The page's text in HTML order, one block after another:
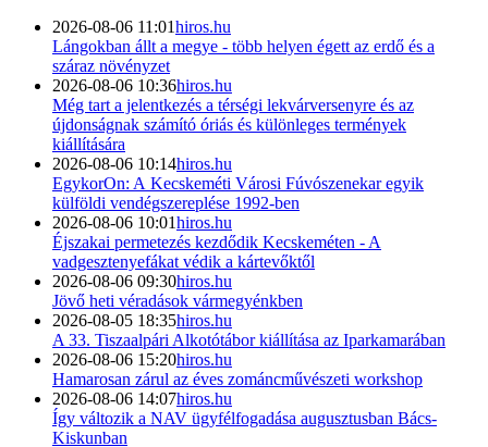
2026-08-06 11:01hiros.hu
Lángokban állt a megye - több helyen égett az erdő és a
száraz növényzet
2026-08-06 10:36hiros.hu
Még tart a jelentkezés a térségi lekvárversenyre és az
újdonságnak számító óriás és különleges termények
kiállítására
2026-08-06 10:14hiros.hu
EgykorOn: A Kecskeméti Városi Fúvószenekar egyik
külföldi vendégszereplése 1992-ben
2026-08-06 10:01hiros.hu
Éjszakai permetezés kezdődik Kecskeméten - A
vadgesztenyefákat védik a kártevőktől
2026-08-06 09:30hiros.hu
Jövő heti véradások vármegyénkben
2026-08-05 18:35hiros.hu
A 33. Tiszaalpári Alkotótábor kiállítása az Iparkamarában
2026-08-06 15:20hiros.hu
Hamarosan zárul az éves zománcművészeti workshop
2026-08-06 14:07hiros.hu
Így változik a NAV ügyfélfogadása augusztusban Bács-
Kiskunban